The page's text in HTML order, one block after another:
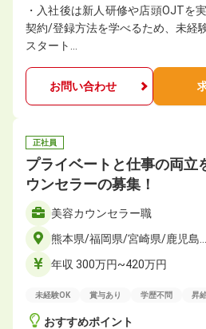
・入社後は新人研修や店頭OJTを
契約/登録方法を学べるため、未経
スタート…
お問い合わせ
正社員
プライベートと仕事の両
ウンセラーの募集！
美容カウンセラー職
熊本県/福岡県/宮崎県/鹿児島…
年収 300万円~420万円
未経験OK 賞与あり 学歴不問 昇
おすすめポイント